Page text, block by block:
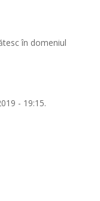
în domeniul
- 19:15.